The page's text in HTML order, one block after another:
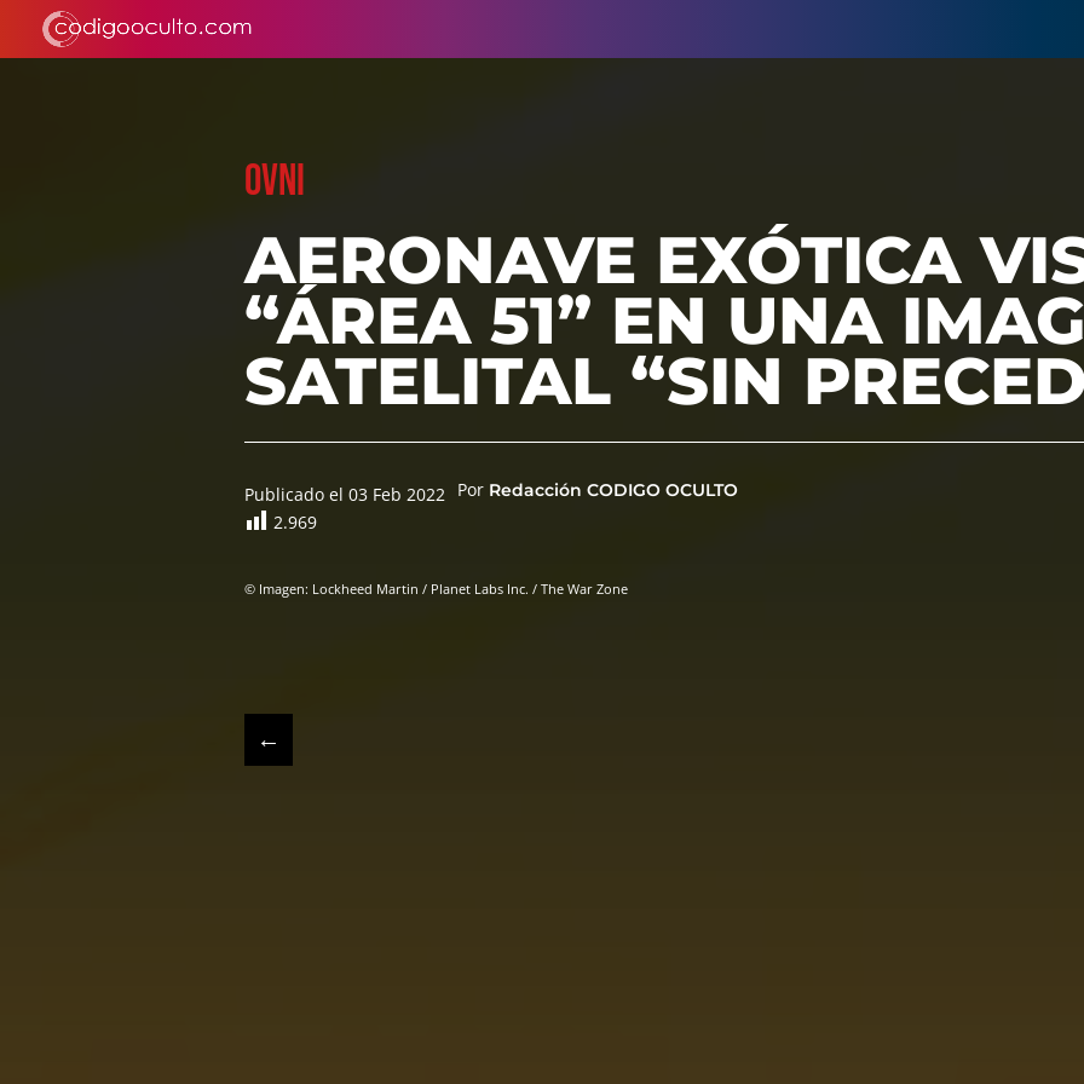
OVNI
AERONAVE EXÓTICA
“ÁREA 51” EN UNA
SATELITAL “SIN
Publicado el 03 Feb 2022 Por Redacción CODIGO OCULTO
2.969
© Imagen: Lockheed Martin / Planet Labs Inc. / The War Zone
←